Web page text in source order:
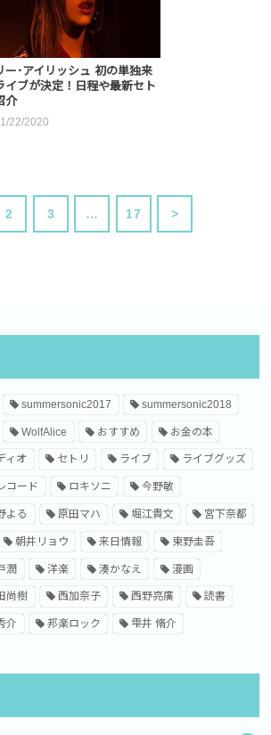
ー･アイリッシュ 初の単独来
イブが決定！日程や最新セト
介
22/2020
2 3 … 17 >
summersonic2017 summersonic2018
WolfAlice おすすめ お金の本
ィオ セトリ ライブ ライブグッズ
レコード ロキソニ 今野敏
よる 原田マハ 堀江貴文 宮下奈都
朝井リョウ 来日情報 東野圭吾
潤 洋楽 湊かなえ 漫画
尚樹 西加奈子 西野亮廣 読書
介 邦楽ロック 雫井 脩介